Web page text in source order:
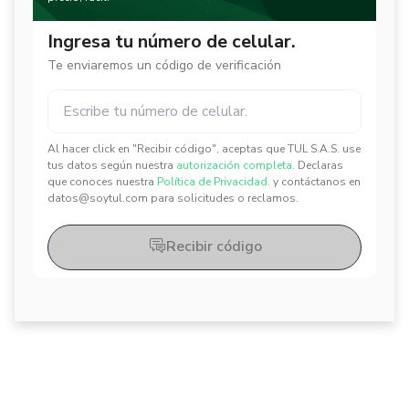
Ingresa tu número de celular.
Te enviaremos un código de verificación
Al hacer click en "Recibir código", aceptas que TUL S.A.S. use
tus datos según nuestra autorización completa. Declaras
que conoces nuestra Política de Privacidad. y contáctanos en
datos@soytul.com para solicitudes o reclamos.
✕
✕
Recibir código